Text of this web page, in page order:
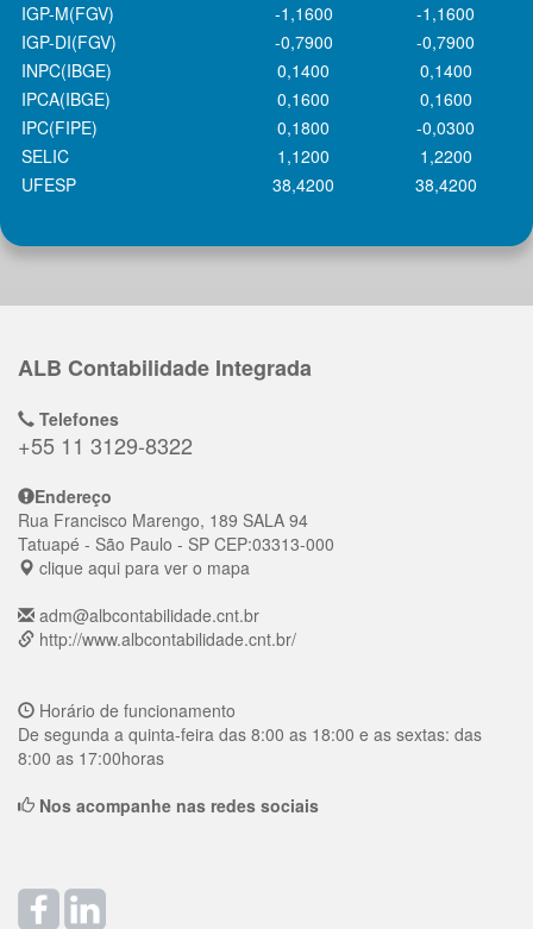
IGP-M(FGV)
-1,1600
-1,1600
IGP-DI(FGV)
-0,7900
-0,7900
INPC(IBGE)
0,1400
0,1400
IPCA(IBGE)
0,1600
0,1600
IPC(FIPE)
0,1800
-0,0300
SELIC
1,1200
1,2200
UFESP
38,4200 38,4200
ALB Contabilidade Integrada
Telefones
+55 11 3129-8322
Endereço
Rua Francisco Marengo, 189 SALA 94
Tatuapé - São Paulo - SP CEP:03313-000
clique aqui para ver o mapa
adm@albcontabilidade.cnt.br
http://www.albcontabilidade.cnt.br/
Horário de funcionamento
De segunda a quinta-feira das 8:00 as 18:00 e as sextas: das
8:00 as 17:00horas
Nos acompanhe nas redes sociais